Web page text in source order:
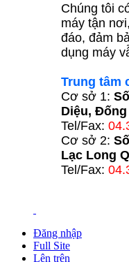
Chúng tôi
máy tận
đáo, đảm
dụng máy
Trung tâm
Cơ sở 1:
Diệu,
Tel/Fax:
Cơ sở 2:
Lạc Long
Tel/Fax:
Đăng nhập
Full Site
Lên trên